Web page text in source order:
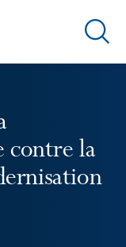
Ouvrir
contre la